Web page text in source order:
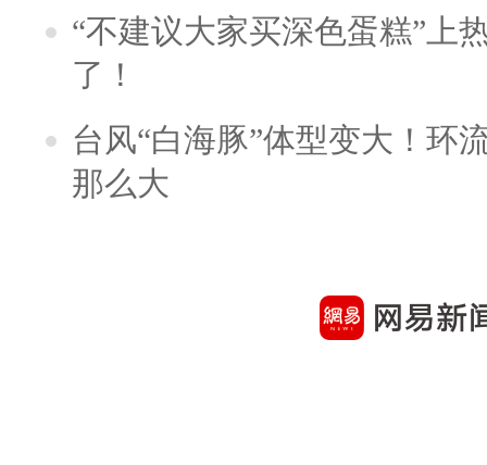
“不建议大家买深色蛋糕”上
了！
台风“白海豚”体型变大！环
那么大